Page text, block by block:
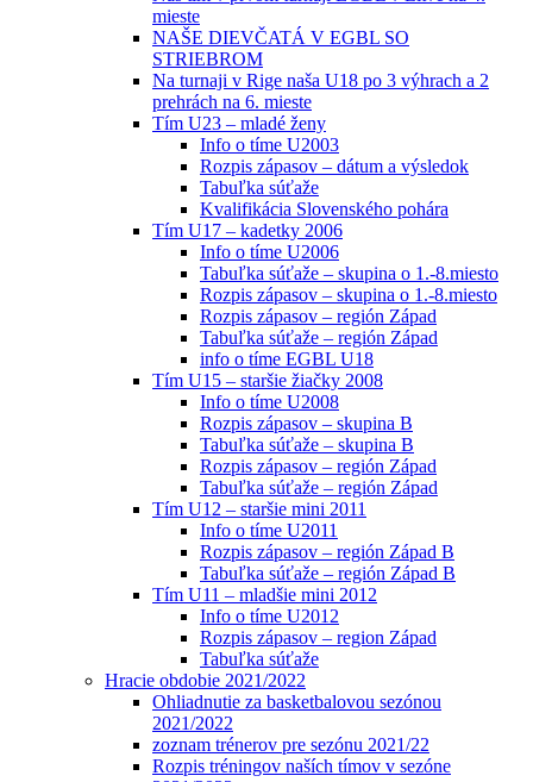
mieste
NAŠE DIEVČATÁ V EGBL SO
STRIEBROM
Na turnaji v Rige naša U18 po 3 výhrach a 2
prehrách na 6. mieste
Tím U23 – mladé ženy
Info o tíme U2003
Rozpis zápasov – dátum a výsledok
Tabuľka súťaže
Kvalifikácia Slovenského pohára
Tím U17 – kadetky 2006
Info o tíme U2006
Tabuľka súťaže – skupina o 1.-8.miesto
Rozpis zápasov – skupina o 1.-8.miesto
Rozpis zápasov – región Západ
Tabuľka súťaže – región Západ
info o tíme EGBL U18
Tím U15 – staršie žiačky 2008
Info o tíme U2008
Rozpis zápasov – skupina B
Tabuľka súťaže – skupina B
Rozpis zápasov – región Západ
Tabuľka súťaže – región Západ
Tím U12 – staršie mini 2011
Info o tíme U2011
Rozpis zápasov – región Západ B
Tabuľka súťaže – región Západ B
Tím U11 – mladšie mini 2012
Info o tíme U2012
Rozpis zápasov – region Západ
Tabuľka súťaže
Hracie obdobie 2021/2022
Ohliadnutie za basketbalovou sezónou
2021/2022
zoznam trénerov pre sezónu 2021/22
Rozpis tréningov naších tímov v sezóne